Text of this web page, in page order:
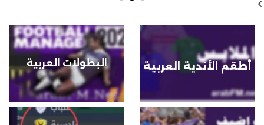
البطولات العربية أطقم الأندية العربية